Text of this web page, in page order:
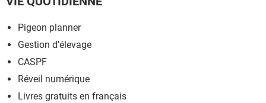
Pigeon planner
Gestion d'élevage
CASPF
Réveil numérique
Livres gratuits en français